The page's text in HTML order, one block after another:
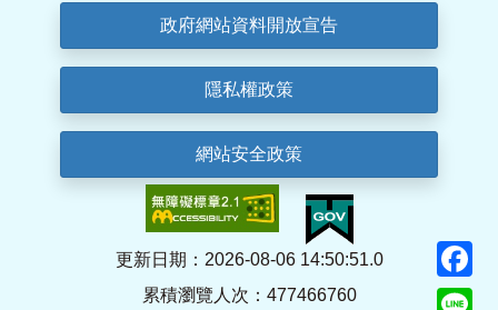
政府網站資料開放宣告
隱私權政策
網站安全政策
更新日期：2026-08-06 14:50:51.0
累積瀏覽人次：477466760